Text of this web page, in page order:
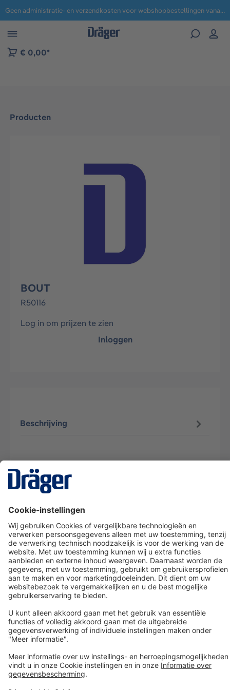
naar navigatie B2B-platform Geen administratie- en verzendkosten voor webshopbestellingen vanaf € 100,-.
€ 0,00*
Producten
Afbeeldingengalerij overslaan
BOUT
R50116
Log in om prijzen te zien
Inloggen
Beschrijving
Dräger klantenservice
Over Dräger
Bestellen in onze webshop
Community